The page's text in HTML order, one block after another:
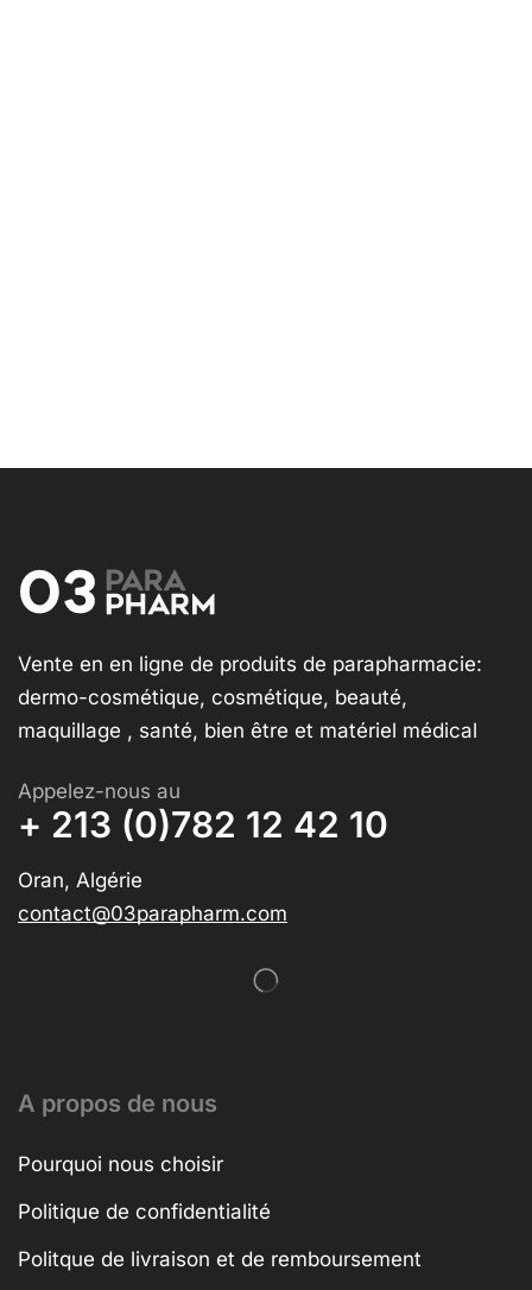
Vente en en ligne de produits de parapharmacie:
dermo-cosmétique, cosmétique, beauté,
maquillage , santé, bien être et matériel médical
Appelez-nous au
+ 213 (0)782 12 42 10
Oran, Algérie
contact@03parapharm.com
A propos de nous
Pourquoi nous choisir
Politique de confidentialité
Politque de livraison et de remboursement